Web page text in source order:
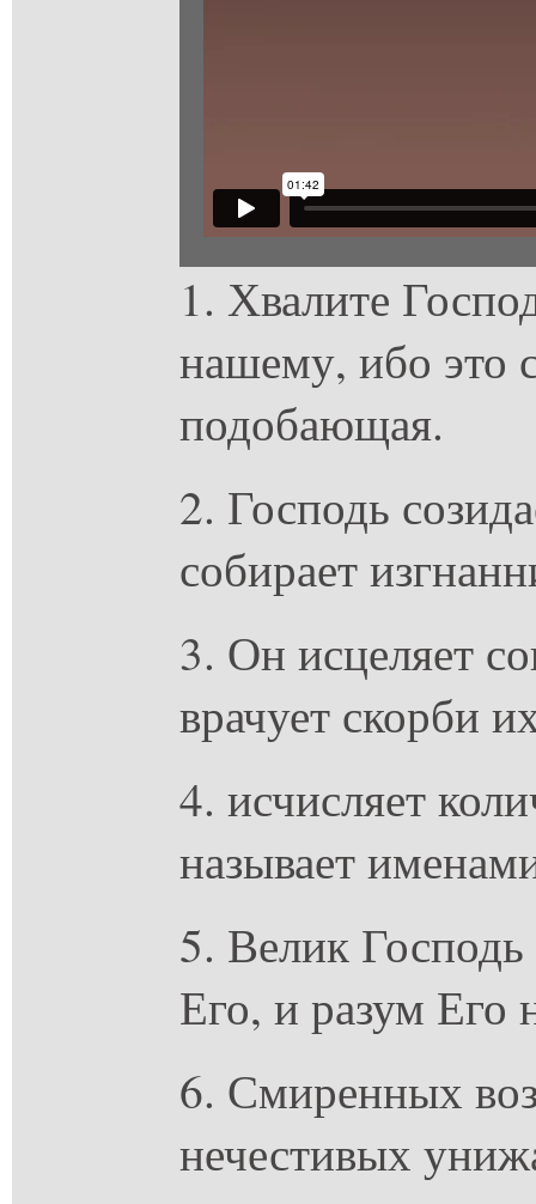
1. Хвалите
нашему, ибо это
подобающая.
2. Господь
собирает
3. Он исцеляет
врачует скорби
4. исчисляет
называет
5. Велик
Его, и разум Его
6. Смиренных
нечестивых